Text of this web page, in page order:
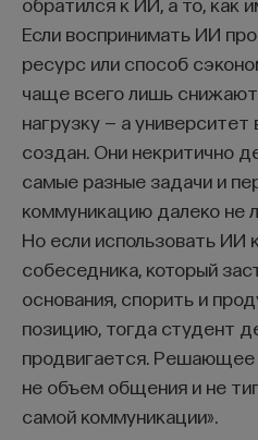
Если воспринимать ИИ
ресурс или способ
чаще всего лишь
нагрузку — а
создан. Они некритично
самые разные задачи и
коммуникацию далеко не
Но если использовать ИИ
собеседника, который
основания, спорить и
позицию, тогда студент
продвигается. Решающее
не объем общения и не
самой коммуникации».
С появлением в
приходов-сокнов они
общинные функции, в том
функций сокна
слабее тинговая
Например, на Готланде,
шведская
а общеостровной тинг не
противоречий между
городом острова,
ганзейским Висбю,
для региона ситуация.
совпадали с церковными
последние взяли на себя